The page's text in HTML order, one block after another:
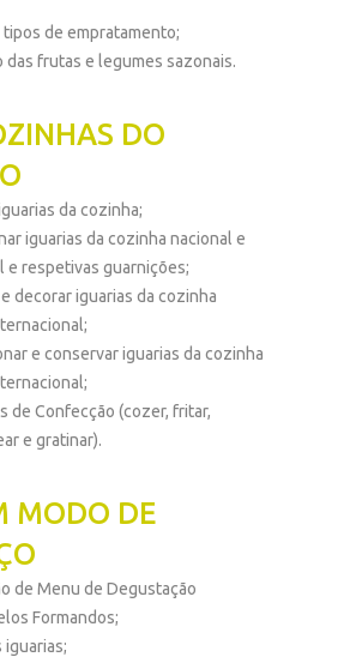
tipos de empratamento;
das frutas e legumes sazonais.
DO
da cozinha;
iguarias da cozinha nacional e
e respetivas guarnições;
decorar iguarias da cozinha
e conservar iguarias da cozinha
de Confecção (cozer, fritar,
e gratinar).
MODO DE
de Menu de Degustação
Formandos;
iguarias;